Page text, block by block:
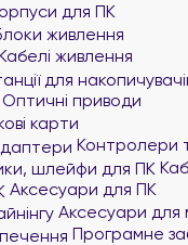
для ПК
живлення
живлення
Оптичні приводи
карти
Контролери
Аксесуари для ПК
Аксесуари для
Програмне